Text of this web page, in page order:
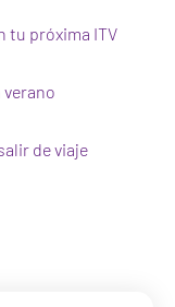
tu próxima ITV
de viaje